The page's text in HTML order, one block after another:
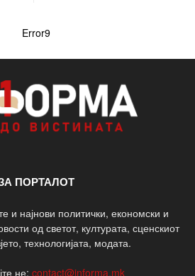
Error9
ПОРТАЛОТ
и најнови политички, економски и
од светот, културата, сценскиот
технологијата, модата.
не: contact@informa.mk